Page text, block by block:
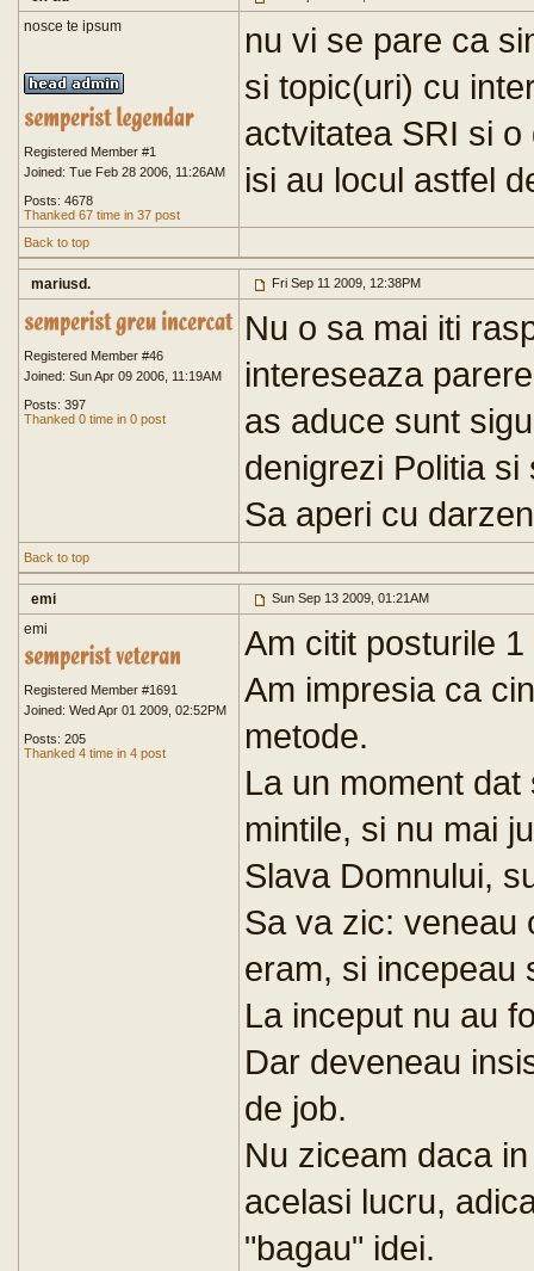
nosce te ipsum
Registered Member #1
Joined: Tue Feb 28 2006, 11:26AM
Posts: 4678
Thanked 67 time in 37 post
nu vi se pare ca
si topic(uri) cu
actvitatea SRI si
isi au locul astfel
Back to top
mariusd. Fri Sep 11 2009, 12:38PM
Registered Member #46
Joined: Sun Apr 09 2006, 11:19AM
Posts: 397
Thanked 0 time in 0 post
Nu o sa mai iti
intereseaza
as aduce sunt
denigrezi Politia
Sa aperi cu
Back to top
emi Sun Sep 13 2009, 01:21AM
emi
Registered Member #1691
Joined: Wed Apr 01 2009, 02:52PM
Posts: 205
Thanked 4 time in 4 post
Am citit posturile
Am impresia ca
metode.
La un moment
mintile, si nu mai
Slava Domnului,
Sa va zic: veneau
eram, si incepeau
La inceput nu au
Dar deveneau
de job.
Nu ziceam daca
acelasi lucru,
"bagau" idei.